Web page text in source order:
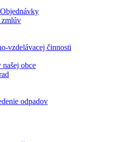
zmlúv
vzdelávacej činnosti
obce
odpadov